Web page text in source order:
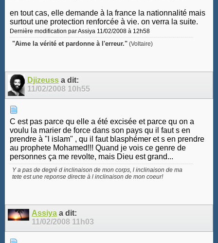
en tout cas, elle demande à la france la nationnalité mais
surtout une protection renforcée à vie. on verra la suite.
Dernière modification par Assiya 11/02/2008 à 12h58
"Aime la vérité et pardonne à l'erreur." (Voltaire)
Djizeussa dit:
11/02/2008 10h55
C est pas parce qu elle a été excisée et parce qu on a
voulu la marier de force dans son pays qu il faut s en
prendre à "l islam" , qu il faut blasphémer et s en prendre
au prophete Mohamed!!! Quand je vois ce genre de
personnes ça me revolte, mais Dieu est grand...
Y a pas de degré d inclinaison de mon corps, l inclinaison de ma
tete est une reponse directe à l inclinaison de mon coeur!
Assiya a dit:
11/02/2008 11h03